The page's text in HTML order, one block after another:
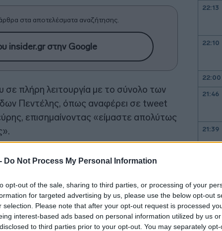
Do Not Process My Personal Information
opt-out of the sale, sharing to third parties, or processing of your
for targeted advertising by us, please use the below opt-out
selection. Please note that after your opt-out request is processed
interest-based ads based on personal information utilized by us
to third parties prior to your opt-out. You may separately
στα αποτελέσματα αναζήτησης.
insider.gr στην Google
πλήρη λειτουργία με το σύνολο των
Πεντέλης, όπως αναφέρει σε tweet
επισημαίνοντας «είμαστε απολύτως
με το σύνολο των εφημεριών
στο χρονοδιάγραμμα μας.
22:13
22:10
22:00
21:46
21:39
21:11